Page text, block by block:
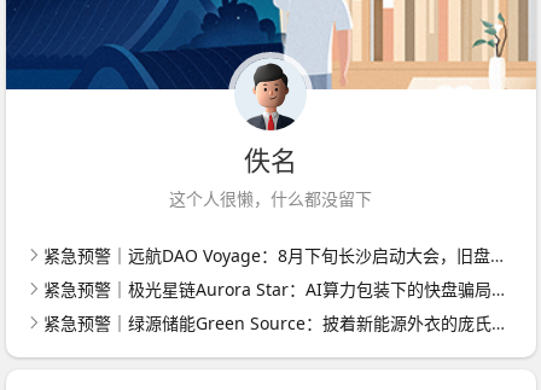
佚名
这个人很懒，什么都没留下
紧急预警｜远航DAO Voyage：8月下旬长沙启动大会，旧盘团队平移，RWA+大宗商品包装——又是庞氏滚盘的老剧本
紧急预警｜极光星链Aurora Star：AI算力包装下的快盘骗局，认购即入坑
紧急预警｜绿源储能Green Source：披着新能源外衣的庞氏传销盘，8月千人大会就是收割信号